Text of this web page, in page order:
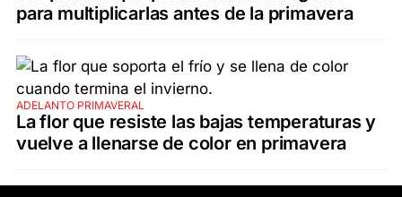
para multiplicarlas antes de la primavera
ADELANTO PRIMAVERAL
La flor que resiste las bajas temperaturas y
vuelve a llenarse de color en primavera